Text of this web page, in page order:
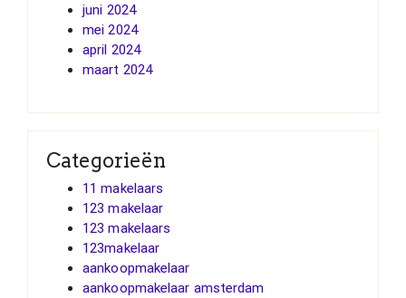
juni 2024
mei 2024
april 2024
maart 2024
Categorieën
11 makelaars
123 makelaar
123 makelaars
123makelaar
aankoopmakelaar
aankoopmakelaar amsterdam